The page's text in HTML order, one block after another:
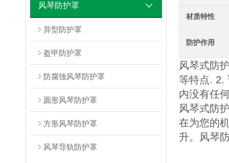
风琴防护罩
异型防护罩
盔甲防护罩
防腐蚀风琴防护罩
圆形风琴防护罩
方形风琴防护罩
风琴导轨防护罩
材质特性
防护作用
风琴式防
等特点. 2.
内没有任
风琴式防
在为您的
升。风琴